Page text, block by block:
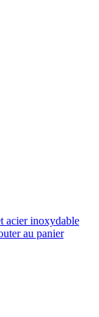
acier inoxydable
au panier